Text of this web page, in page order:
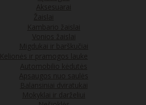
Aksesuarai
Žaislai
Kambario žaislai
Vonios žaislai
Migdukai ir barškučiai
Kelionės ir pramogos lauke
Automobilio kėdutės
Apsaugos nuo saulės
Balansiniai dviratukai
Mokyklai ir darželiui